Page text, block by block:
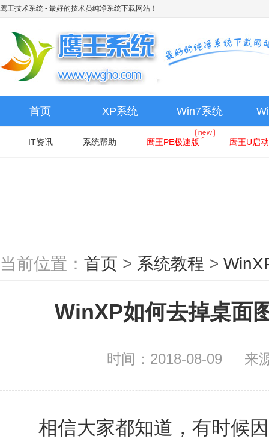
鹰王技术系统 - 最好的技术员纯净系统下载网站！
首页 XP系统 Win7系统
IT资讯 系统帮助 鹰王PE极速版 鹰王U启
当前位置： 首页 > 系统教程 >
WinXP如何去掉桌面
时间：2018-08-09 来
相信大家都知道，有时候因